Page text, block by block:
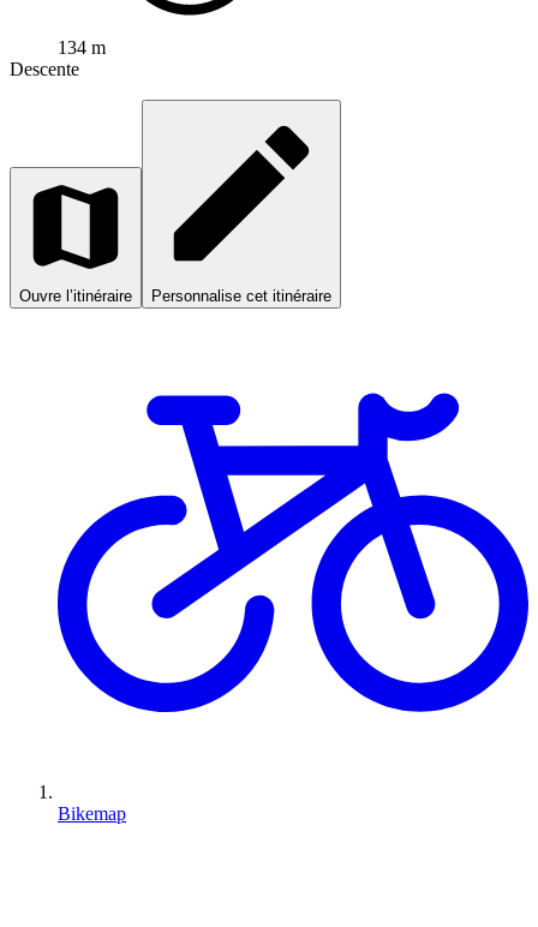
134 m
Descente
Ouvre l’itinéraire Personnalise cet itinéraire
Bikemap